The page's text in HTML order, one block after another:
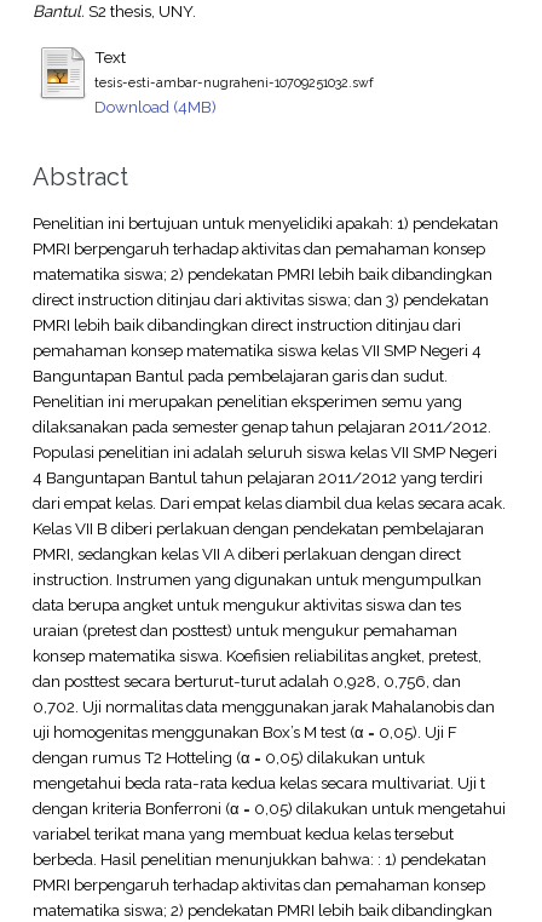
Bantul. S2 thesis, UNY.
Text
tesis-esti-ambar-nugraheni-10709251032.swf
Download (4MB)
Abstract
Penelitian ini bertujuan untuk menyelidiki apakah: 1) pendekatan
PMRI berpengaruh terhadap aktivitas dan pemahaman konsep
matematika siswa; 2) pendekatan PMRI lebih baik dibandingkan
direct instruction ditinjau dari aktivitas siswa; dan 3) pendekatan
PMRI lebih baik dibandingkan direct instruction ditinjau dari
pemahaman konsep matematika siswa kelas VII SMP Negeri 4
Banguntapan Bantul pada pembelajaran garis dan sudut.
Penelitian ini merupakan penelitian eksperimen semu yang
dilaksanakan pada semester genap tahun pelajaran 2011/2012.
Populasi penelitian ini adalah seluruh siswa kelas VII SMP Negeri
4 Banguntapan Bantul tahun pelajaran 2011/2012 yang terdiri
dari empat kelas. Dari empat kelas diambil dua kelas secara acak.
Kelas VII B diberi perlakuan dengan pendekatan pembelajaran
PMRI, sedangkan kelas VII A diberi perlakuan dengan direct
instruction. Instrumen yang digunakan untuk mengumpulkan
data berupa angket untuk mengukur aktivitas siswa dan tes
uraian (pretest dan posttest) untuk mengukur pemahaman
konsep matematika siswa. Koefisien reliabilitas angket, pretest,
dan posttest secara berturut-turut adalah 0,928, 0,756, dan
0,702. Uji normalitas data menggunakan jarak Mahalanobis dan
uji homogenitas menggunakan Box’s M test (α = 0,05). Uji F
dengan rumus T2 Hotteling (α = 0,05) dilakukan untuk
mengetahui beda rata-rata kedua kelas secara multivariat. Uji t
dengan kriteria Bonferroni (α = 0,05) dilakukan untuk mengetahui
variabel terikat mana yang membuat kedua kelas tersebut
berbeda. Hasil penelitian menunjukkan bahwa: : 1) pendekatan
PMRI berpengaruh terhadap aktivitas dan pemahaman konsep
matematika siswa; 2) pendekatan PMRI lebih baik dibandingkan